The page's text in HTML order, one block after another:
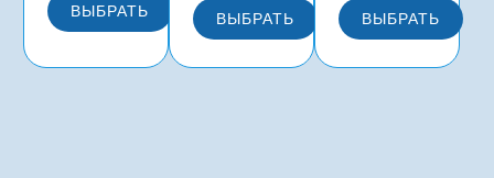
ВЫБРАТЬ ВЫБРАТЬ ВЫБРАТЬ